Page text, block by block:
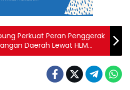
Perkuat Peran Penggerak
Daerah Lewat HLM